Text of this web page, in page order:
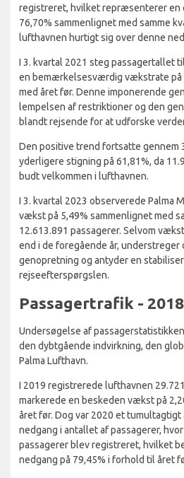
registreret, hvilket repræsenterer en
76,70% sammenlignet med samme
lufthavnen hurtigt sig over denne
I 3. kvartal 2021 steg passagertallet
en bemærkelsesværdig vækstrate på
med året før. Denne imponerende
lempelsen af restriktioner og den
blandt rejsende for at udforske
Den positive trend fortsatte gennem
yderligere stigning på 61,81%, da
budt velkommen i lufthavnen.
I 3. kvartal 2023 observerede Palma
vækst på 5,49% sammenlignet med
12.613.891 passagerer. Selvom
end i de foregående år, understreger
genopretning og antyder en
rejseefterspørgslen.
Passagertrafik -
Undersøgelse af
den dybtgående indvirkning, den
Palma Lufthavn.
I 2019 registrerede lufthavnen
markerede en beskeden vækst på
året før. Dog var 2020 et tumultagtigt
nedgang i antallet af passagerer,
passagerer blev registreret, hvilket
nedgang på 79,45% i forhold til året